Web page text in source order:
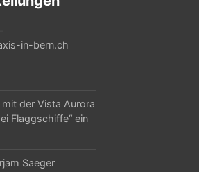
in-bern.ch
der Vista Aurora
Flaggschiffe“ ein
Saeger